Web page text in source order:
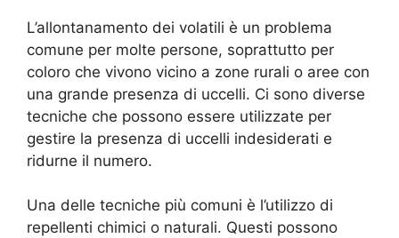
L’allontanamento dei volatili è un problema
comune per molte persone, soprattutto per
coloro che vivono vicino a zone rurali o aree con
una grande presenza di uccelli. Ci sono diverse
tecniche che possono essere utilizzate per
gestire la presenza di uccelli indesiderati e
ridurne il numero.
Una delle tecniche più comuni è l’utilizzo di
repellenti chimici o naturali. Questi possono